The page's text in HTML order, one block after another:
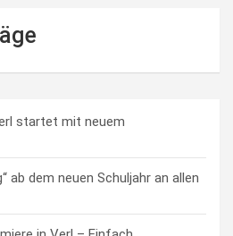
startet mit neuem
ab dem neuen Schuljahr an allen